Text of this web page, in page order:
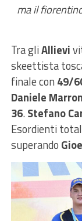
ma il
Tra gliAllievi
skeettista
finale con 49/
Daniele
36.Stefano
Esordienti
superando